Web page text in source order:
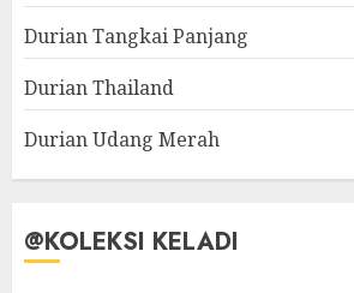
Durian Tangkai Panjang
Durian Thailand
Durian Udang Merah
@KOLEKSI KELADI